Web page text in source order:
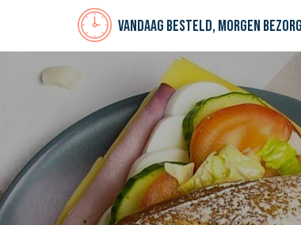
Vandaag besteld, morgen